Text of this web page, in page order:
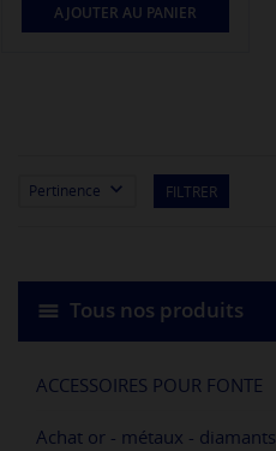
Tous nos produits
ACCESSOIRES POUR FONTE
Achat or - métaux - diamants
AJOUTER AU PANIER
Pertinence  FILTRER